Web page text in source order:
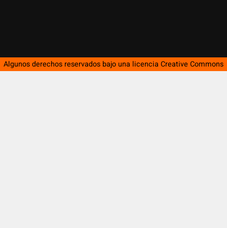
Algunos derechos reservados bajo una licencia Creative Commons